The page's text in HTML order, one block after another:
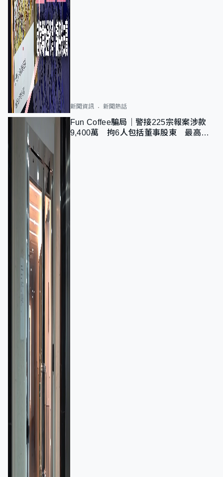
新聞資訊 新聞熱話
Fun Coffee騙局｜警接225宗報案涉款
9,400萬 拘6人包括董事股東 最高金